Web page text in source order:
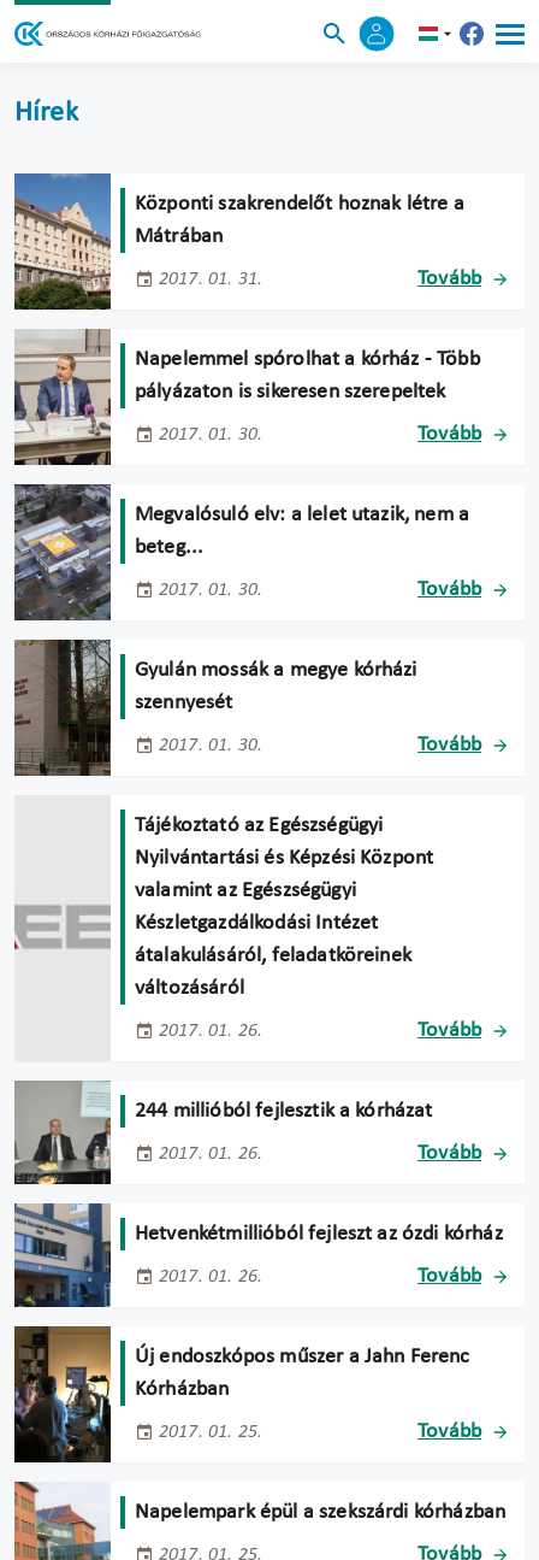
Hírek
Központi szakrendelőt hoznak létre a
Mátrában
2017. 01. 31. Tovább
Napelemmel spórolhat a kórház - Több
pályázaton is sikeresen szerepeltek
2017. 01. 30. Tovább
Megvalósuló elv: a lelet utazik, nem a
beteg...
2017. 01. 30. Tovább
Gyulán mossák a megye kórházi
szennyesét
2017. 01. 30. Tovább
Tájékoztató az Egészségügyi
Nyilvántartási és Képzési Központ
valamint az Egészségügyi
Készletgazdálkodási Intézet
átalakulásáról, feladatköreinek
változásáról
2017. 01. 26. Tovább
244 millióból fejlesztik a kórházat
2017. 01. 26. Tovább
Hetvenkétmillióból fejleszt az ózdi kórház
2017. 01. 26. Tovább
Új endoszkópos műszer a Jahn Ferenc
Kórházban
2017. 01. 25. Tovább
Napelempark épül a szekszárdi kórházban
2017. 01. 25. Tovább